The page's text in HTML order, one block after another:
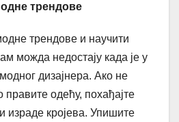
трендове
трендове и научити
можда недостају када је у
дизајнера. Ако не
правите одећу, похађајте
израде кројева. Упишите